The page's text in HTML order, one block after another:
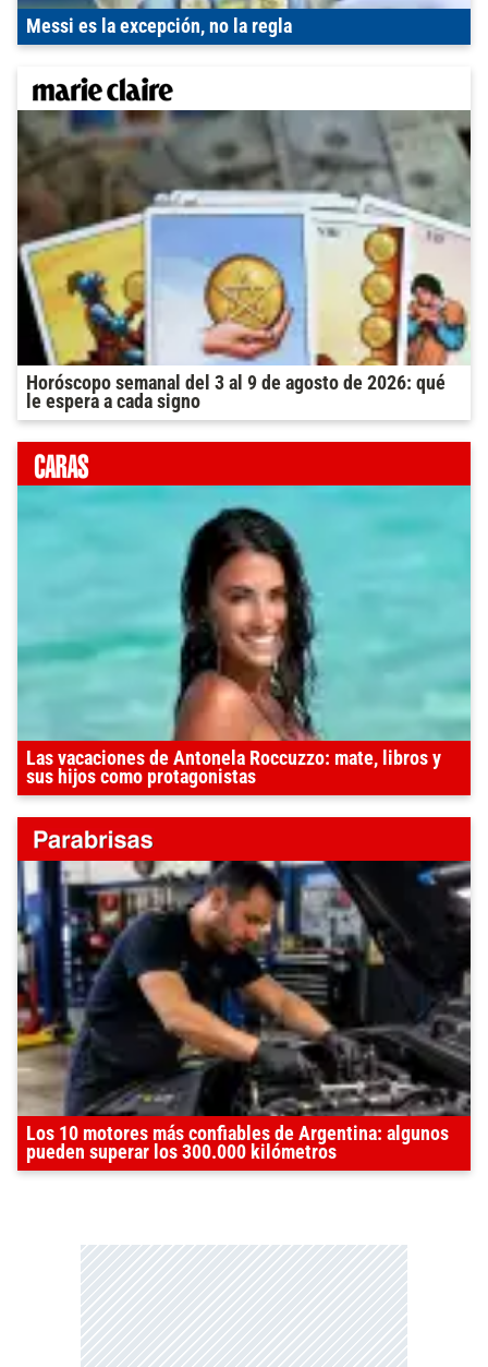
Messi es la excepción, no la regla
Horóscopo semanal del 3 al 9 de agosto de 2026: qué
le espera a cada signo
Las vacaciones de Antonela Roccuzzo: mate, libros y
sus hijos como protagonistas
Los 10 motores más confiables de Argentina: algunos
pueden superar los 300.000 kilómetros